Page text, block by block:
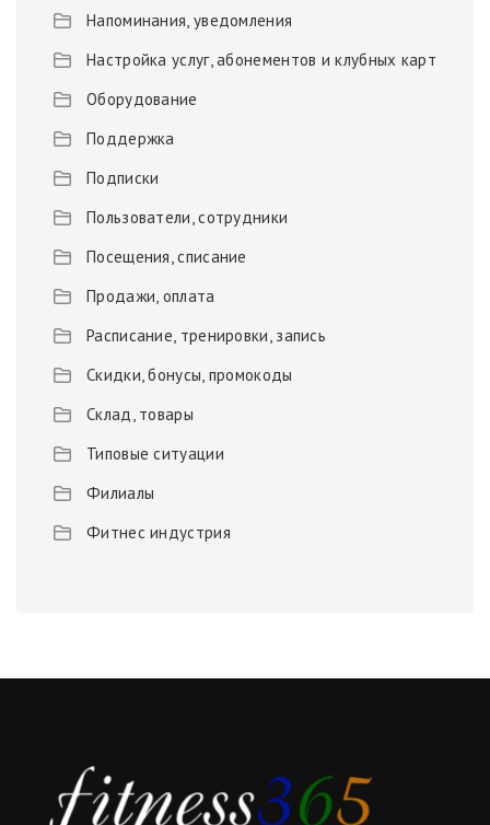
Напоминания, уведомления
Настройка услуг, абонементов и клубных карт
Оборудование
Поддержка
Подписки
Пользователи, сотрудники
Посещения, списание
Продажи, оплата
Расписание, тренировки, запись
Скидки, бонусы, промокоды
Склад, товары
Типовые ситуации
Филиалы
Фитнес индустрия